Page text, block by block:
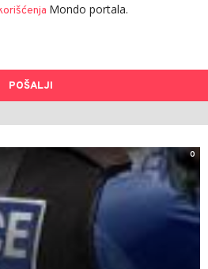
Mondo portala.
POŠALJI
0